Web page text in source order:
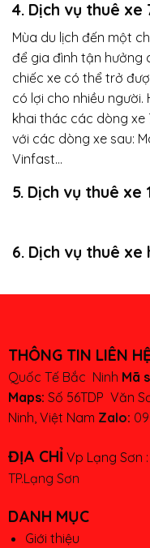
4. Dịch vụ thuê xe
Mùa du lịch đến một
để gia đình tận hưởng
chiếc xe có thể trở
có lợi cho nhiều
khai thác các dòng xe
với các dòng xe sau:
Vinfast…
5. Dịch vụ thuê xe
6. Dịch vụ thuê xe
THÔNG TIN LIÊN
Quốc Tế Bắc Ninh Mã
Maps: Số 56TDP Văn
Ninh, Việt Nam Zalo:
ĐỊA CHỈ Vp Lạng Sơn :
TP.Lạng Sơn
DANH MỤC
Giới thiệu